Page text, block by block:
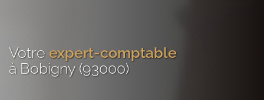
Votre expert-comptable
à Bobigny (93000)